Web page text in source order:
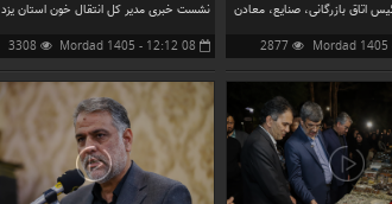
اتاق بازرگانی، صنایع، معادن
2877
بازدید
نشست خبری مدیر کل انتقال خون استان یزد
3308
بازدید